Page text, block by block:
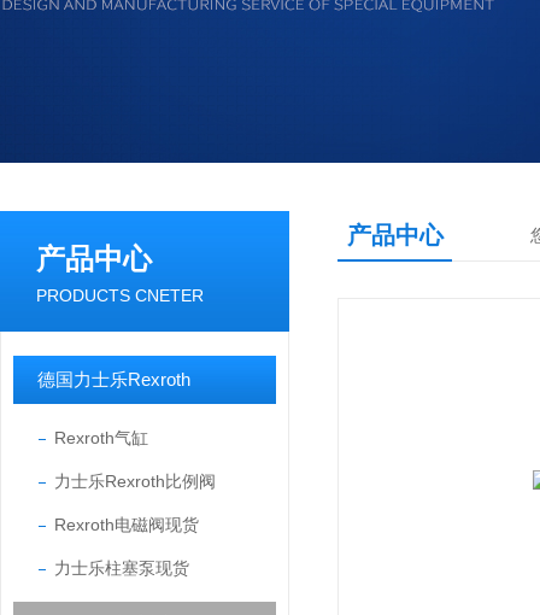
产品中心
PRODUCTS CNETER
德国力士乐Rexroth
Rexroth气缸
力士乐Rexroth比例阀
Rexroth电磁阀现货
力士乐柱塞泵现货
产品中心